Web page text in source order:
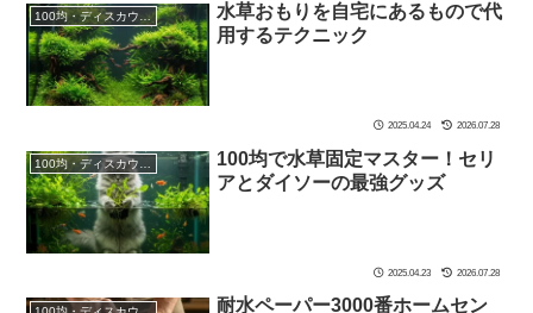
100均・ディスカウントストア
水草おもりを自宅にあるもので代
用するテクニック
2025.04.24 2026.07.28
100均で水草固定マスター！セリ
アとダイソーの最強グッズ
2025.04.23 2026.07.28
耐水ペーパー3000番ホームセン